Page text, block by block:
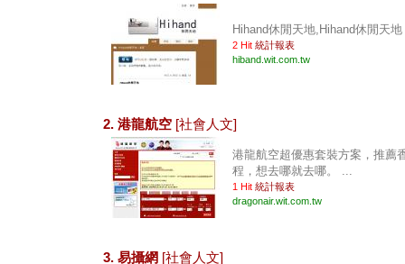
Hihand休閒天地,Hihand休閒天
2 Hit 統計報表
hiband.wit.com.tw
2. 港龍航空 [社會人文]
港龍航空超優惠套裝方案，推薦
程，想去哪就去哪。 ...
1 Hit 統計報表
dragonair.wit.com.tw
3. 易攝網 [社會人文]